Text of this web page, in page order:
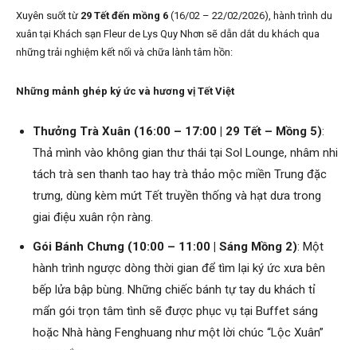
Xuyên suốt từ 29 Tết đến mồng 6 (16/02 – 22/02/2026), hành trình du
xuân tại Khách sạn Fleur de Lys Quy Nhơn sẽ dẫn dắt du khách qua
những trải nghiệm kết nối và chữa lành tâm hồn:
Những mảnh ghép ký ức và hương vị Tết Việt
Thưởng Trà Xuân (16:00 – 17:00 | 29 Tết – Mồng 5):
Thả mình vào không gian thư thái tại Sol Lounge, nhâm nhi
tách trà sen thanh tao hay trà thảo mộc miền Trung đặc
trưng, dùng kèm mứt Tết truyền thống và hạt dưa trong
giai điệu xuân rộn ràng.
Gói Bánh Chưng (10:00 – 11:00 | Sáng Mồng 2): Một
hành trình ngược dòng thời gian để tìm lại ký ức xưa bên
bếp lửa bập bùng. Những chiếc bánh tự tay du khách tỉ
mẩn gói trọn tâm tình sẽ được phục vụ tại Buffet sáng
hoặc Nhà hàng Fenghuang như một lời chúc “Lộc Xuân”